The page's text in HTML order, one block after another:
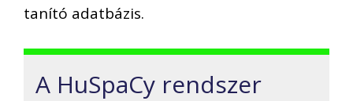
tanító adatbázis.
A HuSpaCy rendszer